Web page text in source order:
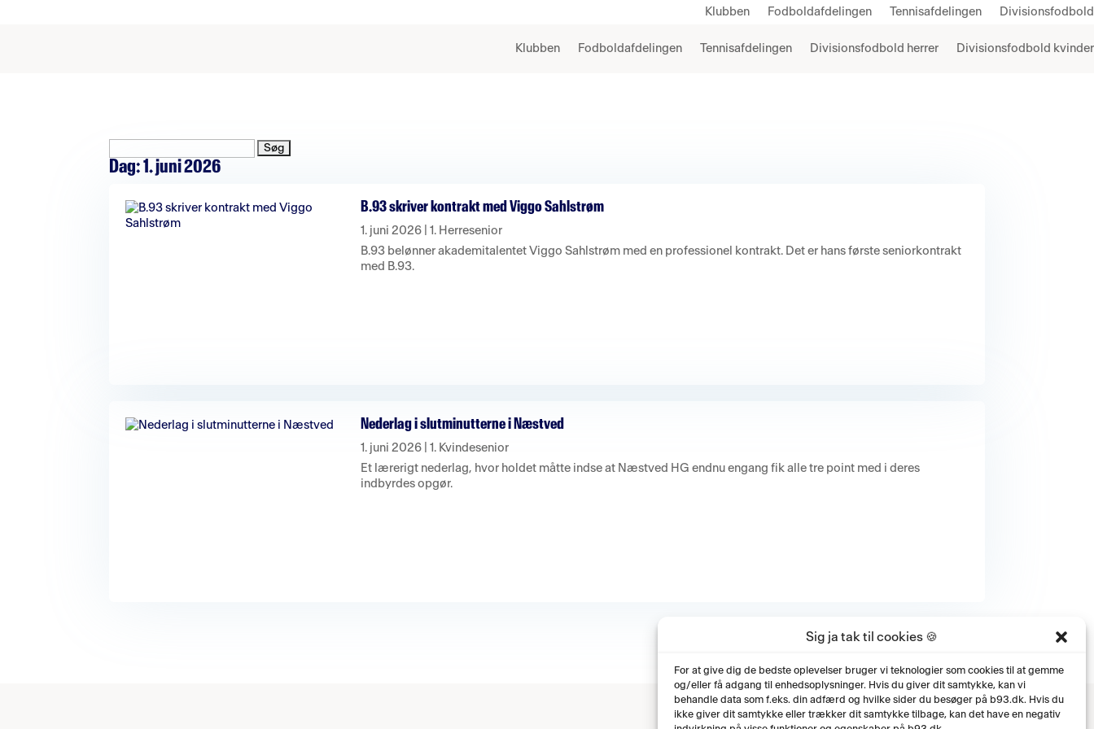
Sig ja tak til cookies 🍪
For at give dig de bedste oplevelser bruger vi teknologier som cookies til at gemme
og/eller få adgang til enhedsoplysninger. Hvis du giver dit samtykke, kan vi
behandle data som f.eks. din adfærd og hvilke sider du besøger på b93.dk. Hvis du
ikke giver dit samtykke eller trækker dit samtykke tilbage, kan det have en negativ
Klubben Fodboldafdelingen Tennisafdelingen Divisionsfodbold
Klubben Fodboldafdelingen Tennisafdelingen Divisionsfodbold herrer Divisionsfodbold kvinder
efter:
Dag:1. juni 2026
B.93 skriver kontrakt med Viggo Sahlstrøm
1. juni 2026 |1. Herresenior
B.93 belønner akademitalentet Viggo Sahlstrøm med en professionel kontrakt. Det er hans første seniorkontrakt
med B.93.
Nederlag i slutminutterne i Næstved
1. juni 2026 |1. Kvindesenior
Et lærerigt nederlag, hvor holdet måtte indse at Næstved HG endnu engang fik alle tre point med i deres
indbyrdes opgør.